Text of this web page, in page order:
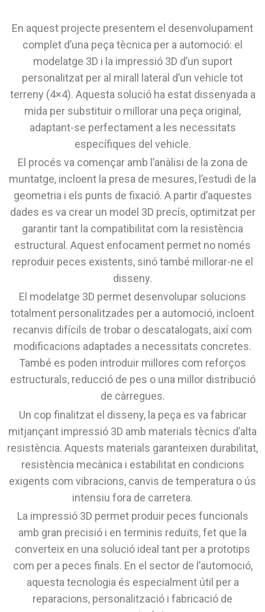
En aquest projecte presentem el desenvolupament
complet d’una peça tècnica per a automoció: el
modelatge 3D i la impressió 3D d’un suport
personalitzat per al mirall lateral d’un vehicle tot
terreny (4×4). Aquesta solució ha estat dissenyada a
mida per substituir o millorar una peça original,
adaptant-se perfectament a les necessitats
específiques del vehicle.
El procés va començar amb l’anàlisi de la zona de
muntatge, incloent la presa de mesures, l’estudi de la
geometria i els punts de fixació. A partir d’aquestes
dades es va crear un model 3D precís, optimitzat per
garantir tant la compatibilitat com la resistència
estructural. Aquest enfocament permet no només
reproduir peces existents, sinó també millorar-ne el
disseny.
El modelatge 3D permet desenvolupar solucions
totalment personalitzades per a automoció, incloent
recanvis difícils de trobar o descatalogats, així com
modificacions adaptades a necessitats concretes.
També es poden introduir millores com reforços
estructurals, reducció de pes o una millor distribució
de càrregues.
Un cop finalitzat el disseny, la peça es va fabricar
mitjançant impressió 3D amb materials tècnics d’alta
resistència. Aquests materials garanteixen durabilitat,
resistència mecànica i estabilitat en condicions
exigents com vibracions, canvis de temperatura o ús
intensiu fora de carretera.
La impressió 3D permet produir peces funcionals
amb gran precisió i en terminis reduïts, fet que la
converteix en una solució ideal tant per a prototips
com per a peces finals. En el sector de l’automoció,
aquesta tecnologia és especialment útil per a
reparacions, personalització i fabricació de